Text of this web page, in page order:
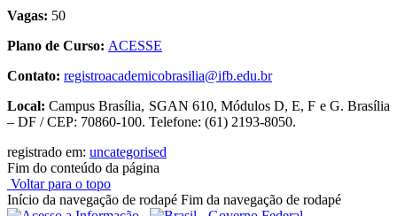
Vagas: 50
Plano de Curso: ACESSE
Contato: registroacademicobrasilia@ifb.edu.br
Local:Campus Brasília, SGAN 610, Módulos D, E, F e G. Brasília
– DF / CEP: 70860-100. Telefone: (61) 2193-8050.
registrado em: uncategorised
Fim do conteúdo da página
Voltar para o topo
Início da navegação de rodapé Fim da navegação de rodapé